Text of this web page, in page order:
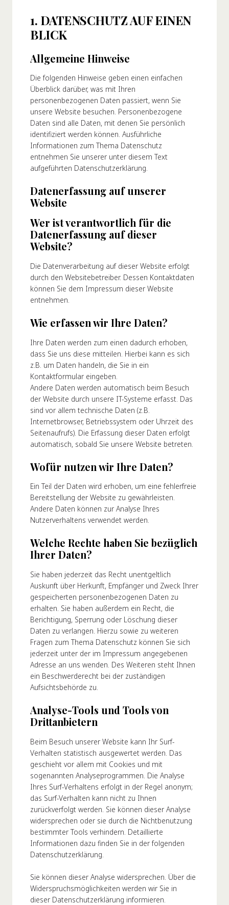
Uns
Geschichte
Values
Karriere
FAQ
1. DATENSCHUTZ AUF EINEN
BLICK
Allgemeine Hinweise
Die folgenden Hinweise geben einen einfachen
Überblick darüber, was mit Ihren
personenbezogenen Daten passiert, wenn Sie
unsere Website besuchen. Personenbezogene
Daten sind alle Daten, mit denen Sie persönlich
identifiziert werden können. Ausführliche
Informationen zum Thema Datenschutz
entnehmen Sie unserer unter diesem Text
aufgeführten Datenschutzerklärung.
Datenerfassung auf unserer
Website
Wer ist verantwortlich für die
Datenerfassung auf dieser
Website?
Die Datenverarbeitung auf dieser Website erfolgt
durch den Websitebetreiber. Dessen Kontaktdaten
können Sie dem Impressum dieser Website
entnehmen.
Wie erfassen wir Ihre Daten?
Ihre Daten werden zum einen dadurch erhoben,
dass Sie uns diese mitteilen. Hierbei kann es sich
z.B. um Daten handeln, die Sie in ein
Kontaktformular eingeben.
Andere Daten werden automatisch beim Besuch
der Website durch unsere IT-Systeme erfasst. Das
sind vor allem technische Daten (z.B.
Internetbrowser, Betriebssystem oder Uhrzeit des
Seitenaufrufs). Die Erfassung dieser Daten erfolgt
automatisch, sobald Sie unsere Website betreten.
Wofür nutzen wir Ihre Daten?
Ein Teil der Daten wird erhoben, um eine fehlerfreie
Bereitstellung der Website zu gewährleisten.
Andere Daten können zur Analyse Ihres
Nutzerverhaltens verwendet werden.
Welche Rechte haben Sie bezüglich
Ihrer Daten?
Sie haben jederzeit das Recht unentgeltlich
Auskunft über Herkunft, Empfänger und Zweck Ihrer
gespeicherten personenbezogenen Daten zu
erhalten. Sie haben außerdem ein Recht, die
Berichtigung, Sperrung oder Löschung dieser
Daten zu verlangen. Hierzu sowie zu weiteren
Fragen zum Thema Datenschutz können Sie sich
jederzeit unter der im Impressum angegebenen
Adresse an uns wenden. Des Weiteren steht Ihnen
ein Beschwerderecht bei der zuständigen
Aufsichtsbehörde zu.
Analyse-Tools und Tools von
Drittanbietern
Beim Besuch unserer Website kann Ihr Surf-
Verhalten statistisch ausgewertet werden. Das
geschieht vor allem mit Cookies und mit
sogenannten Analyseprogrammen. Die Analyse
Ihres Surf-Verhaltens erfolgt in der Regel anonym;
das Surf-Verhalten kann nicht zu Ihnen
zurückverfolgt werden. Sie können dieser Analyse
widersprechen oder sie durch die Nichtbenutzung
bestimmter Tools verhindern. Detaillierte
Informationen dazu finden Sie in der folgenden
Datenschutzerklärung.
Sie können dieser Analyse widersprechen. Über die
Widerspruchsmöglichkeiten werden wir Sie in
dieser Datenschutzerklärung informieren.